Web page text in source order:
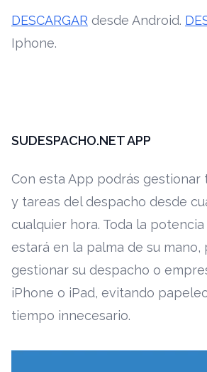
DESCARGAR desde Android.
Iphone.
SUDESPACHO.NET APP
Con esta App podrás gestionar
y tareas del despacho desde
cualquier hora. Toda la
estará en la palma de su
gestionar su despacho o
iPhone o iPad, evitando
tiempo innecesario.